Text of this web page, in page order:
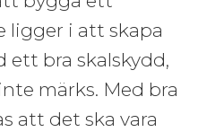
ligger i att skapa
ett bra skalskydd,
märks. Med bra
att det ska vara